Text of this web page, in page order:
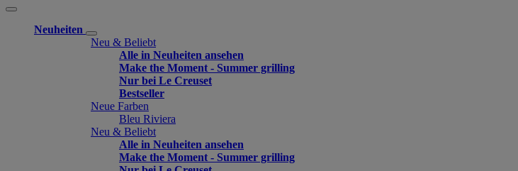
Neuheiten
Neu & Beliebt
Alle in Neuheiten ansehen
Make the Moment - Summer grilling
Nur bei Le Creuset
Bestseller
Neue Farben
Bleu Riviera
Neu & Beliebt
Alle in Neuheiten ansehen
Make the Moment - Summer grilling